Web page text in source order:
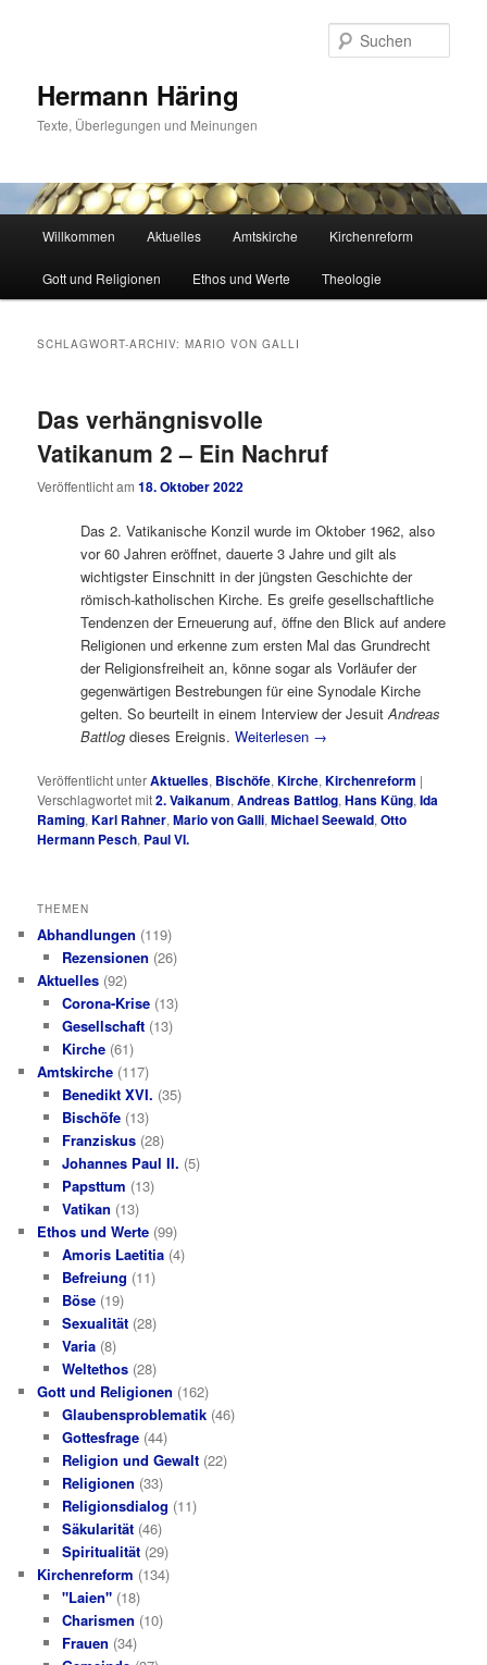
Hermann Häring
Texte, Überlegungen und Meinungen
Willkommen Aktuelles Amtskirche Kirchenreform
Gott und Religionen Ethos und Werte Theologie
SCHLAGWORT-ARCHIV:MARIO VON GALLI
Das verhängnisvolle
Vatikanum 2 – Ein Nachruf
Veröffentlicht am18. Oktober 2022
Das 2. Vatikanische Konzil wurde im Oktober 1962, also
vor 60 Jahren eröffnet, dauerte 3 Jahre und gilt als
wichtigster Einschnitt in der jüngsten Geschichte der
römisch-katholischen Kirche. Es greife gesellschaftliche
Tendenzen der Erneuerung auf, öffne den Blick auf andere
Religionen und erkenne zum ersten Mal das Grundrecht
der Religionsfreiheit an, könne sogar als Vorläufer der
gegenwärtigen Bestrebungen für eine Synodale Kirche
gelten. So beurteilt in einem Interview der JesuitAndreas
Battlog dieses Ereignis.Weiterlesen →
Veröffentlicht unterAktuelles, Bischöfe,Kirche,Kirchenreform |
Verschlagwortet mit2. Vaikanum,Andreas Battlog,Hans Küng,Ida
Raming,Karl Rahner,Mario von Galli,Michael Seewald,Otto
Hermann Pesch, Paul VI.
THEMEN
Abhandlungen (119)
Rezensionen (26)
Aktuelles (92)
Corona-Krise(13)
Gesellschaft(13)
Kirche(61)
Amtskirche (117)
Benedikt XVI. (35)
Bischöfe(13)
Franziskus(28)
Johannes Paul II. (5)
Papsttum (13)
Vatikan (13)
Ethos und Werte (99)
Amoris Laetitia(4)
Befreiung (11)
Böse(19)
Sexualität(28)
Varia(8)
Weltethos(28)
Gott und Religionen (162)
Glaubensproblematik(46)
Gottesfrage(44)
Religion und Gewalt(22)
Religionen (33)
Religionsdialog (11)
Säkularität(46)
Spiritualität(29)
Kirchenreform (134)
"Laien"(18)
Charismen (10)
Frauen (34)